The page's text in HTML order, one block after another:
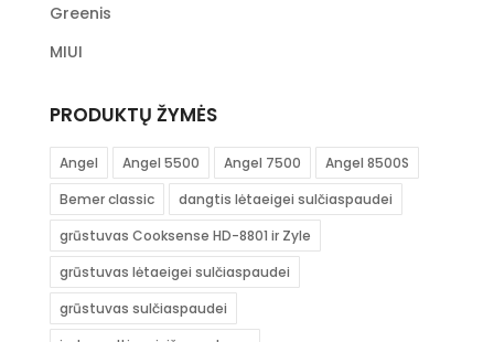
Greenis
MIUI
PRODUKTŲ ŽYMĖS
Angel Angel 5500 Angel 7500
Angel 8500S
Bemer classic
dangtis lėtaeigei sulčiaspaudei
grūstuvas Cooksense HD-8801 ir Zyle
grūstuvas lėtaeigei sulčiaspaudei
grūstuvas sulčiaspaudei